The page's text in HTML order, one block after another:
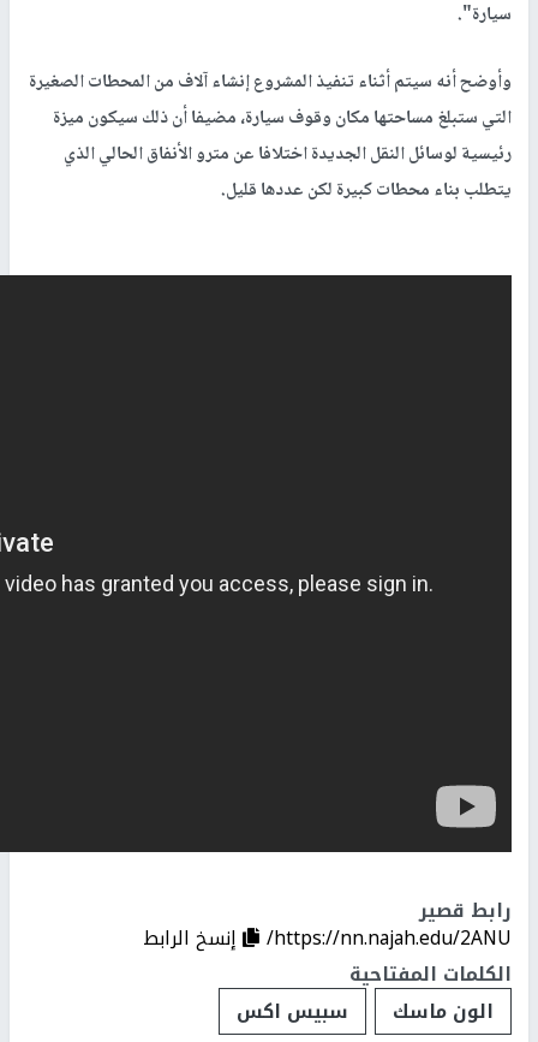
سيارة".
وأوضح أنه سيتم أثناء تنفيذ المشروع إنشاء آلاف من المحطات الصغيرة
التي ستبلغ مساحتها مكان وقوف سيارة، مضيفا أن ذلك سيكون ميزة
رئيسية لوسائل النقل الجديدة اختلافا عن مترو الأنفاق الحالي الذي
يتطلب بناء محطات كبيرة لكن عددها قليل.
رابط قصير
https://nn.najah.edu/2ANU/
إنسخ الرابط
الكلمات المفتاحية
الون ماسك
سبيس اكس